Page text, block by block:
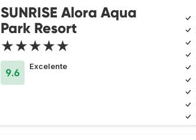
SUNRISE Alora Aqua
Park Resort
★★★★★
9.6
Excelente